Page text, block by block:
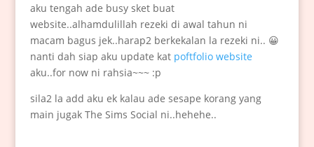
aku tengah ade busy sket buat
website..alhamdulillah rezeki di awal tahun ni
macam bagus jek..harap2 berkekalan la rezeki ni.. 😀
nanti dah siap aku update kat poftfolio website
aku..for now ni rahsia~~~ :p
sila2 la add aku ek kalau ade sesape korang yang
main jugak The Sims Social ni..hehehe..